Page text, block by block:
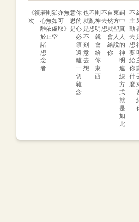
《復
次
若
心
離
於
諸
想
念
者
則
無
依
止
猶
如
虛
空
亦無
可
取》
意
思
是
你
的
心
必
須
遠
離
一
切
雜
念
也
就
是
不
刻
意
去
想
不
亂
想
則
神
明
就
會
給
你
東
西
不
去
想
自
然
就
會
給
你
東
方
聖
人
說
嗣
中
真
人
的
神
明
連
線
方
式
就
是
如
此
不
主
動
去
想
要
給
你
什
麼